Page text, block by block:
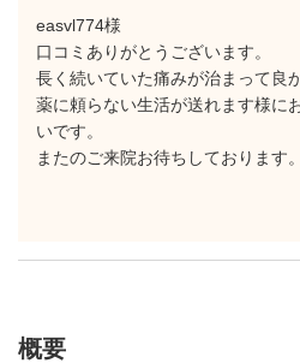
easvl774様
口コミありがとうございます。
長く続いていた痛みが治まって良
薬に頼らない生活が送れます様に
いです。
またのご来院お待ちしております。
概要